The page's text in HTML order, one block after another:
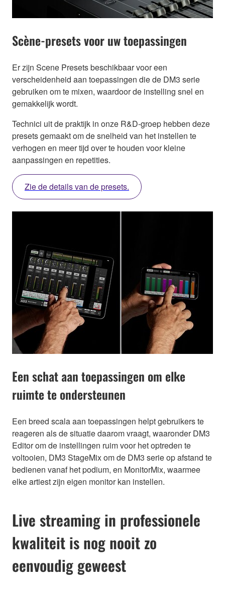
Scène-presets voor uw toepassingen
Er zijn Scene Presets beschikbaar voor een
verscheidenheid aan toepassingen die de DM3 serie
gebruiken om te mixen, waardoor de instelling snel en
gemakkelijk wordt.
Technici uit de praktijk in onze R&D-groep hebben deze
presets gemaakt om de snelheid van het instellen te
verhogen en meer tijd over te houden voor kleine
aanpassingen en repetities.
Zie de details van de presets.
Een schat aan toepassingen om elke
ruimte te ondersteunen
Een breed scala aan toepassingen helpt gebruikers te
reageren als de situatie daarom vraagt, waaronder DM3
Editor om de instellingen ruim voor het optreden te
voltooien, DM3 StageMix om de DM3 serie op afstand te
bedienen vanaf het podium, en MonitorMix, waarmee
elke artiest zijn eigen monitor kan instellen.
Live streaming in professionele
kwaliteit is nog nooit zo
eenvoudig geweest